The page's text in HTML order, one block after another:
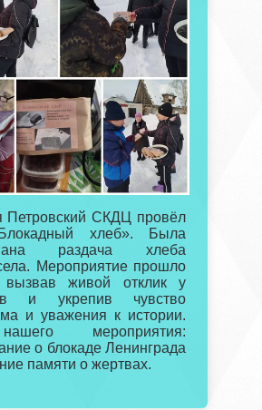
Петровский СКДЦ провёл
хлеб». Была
раздача хлеба
Мероприятие прошло
вызвав живой отклик у
и укрепив чувство
и уважения к истории.
мероприятия:
о блокаде Ленинграда
памяти о жертвах.